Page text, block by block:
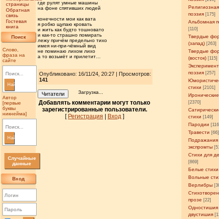
страницы
Обратная
связь
Гостевая
книга
Поиск
Слово,
фраза на
сайте
Найти
Автор
[первые
буквы
никнейма]
Найти
Случайные
данные
Вход
Религиозная
поэзия [175]
Альбомная
[110]
Твердые
(запад) [263]
Твердые
(восток) [115]
поэзия [257]
стихи [2101]
[2370]
стихи [149]
Пародии
Травести [66]
Подражания
экспромты
Стихи для
[869]
Белые стихи
Вольные
Верлибры
прозе [22]
Одностишия
двустишия
где рулят умные машины
на фоне спятивших людей
конечности мои как вата
я робко щупаю кровать
и жить как будто тошновато
и как-то страшно помирать
лежу причём предельно тихо
имея ни-при-чёмный вид
не поминаю лихом лихо
а то возьмёт и прилетит…
Опубликовано: 16/11/24, 20:27 | Просмотров:
141
Читатели Загрузка...
Добавлять комментарии могут только
зарегистрированные пользователи.
[ Регистрация Вход]